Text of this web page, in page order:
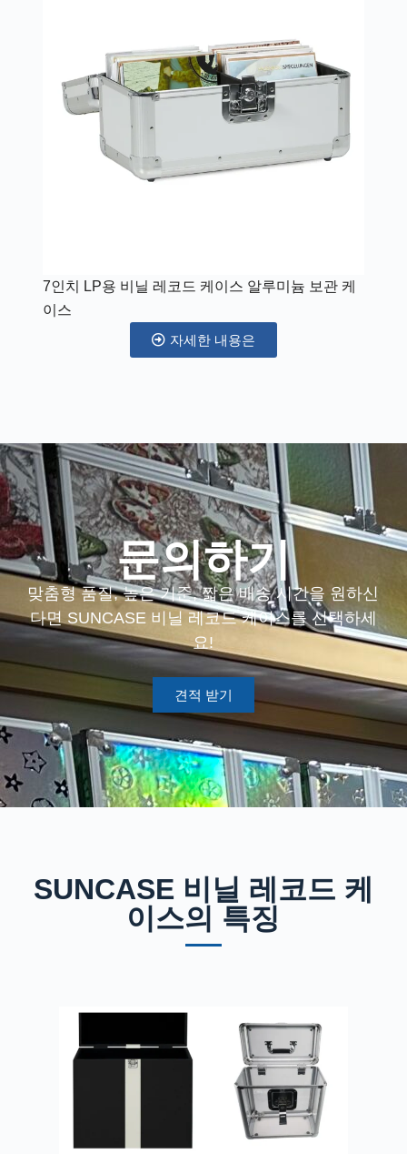
7인치 LP용 비닐 레코드 케이스 알루미늄 보관 케
이스
자세한 내용은
문의하기
맞춤형 품질, 높은 기준, 짧은 배송 시간을 원하신
다면 SUNCASE 비닐 레코드 케이스를 선택하세
요!
견적 받기
SUNCASE 비닐 레코드 케
이스의 특징